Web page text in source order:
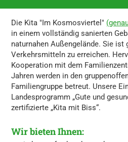
Die Kita "Im Kosmosviertel"
in einem vollständig sanierten
naturnahen Außengelände. Sie
Verkehrsmitteln zu erreichen.
Kooperation mit dem
Jahren werden in den
Familiengruppe betreut. Unsere
Landesprogramm „Gute und
zertifizierte „Kita mit Biss“.
Wir bieten Ihnen: